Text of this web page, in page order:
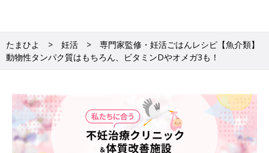
たまひよ 妊活
専門家監修・妊活ごはんレシピ【魚介類】
動物性タンパク質はもちろん、ビタミンDやオメガ3も！